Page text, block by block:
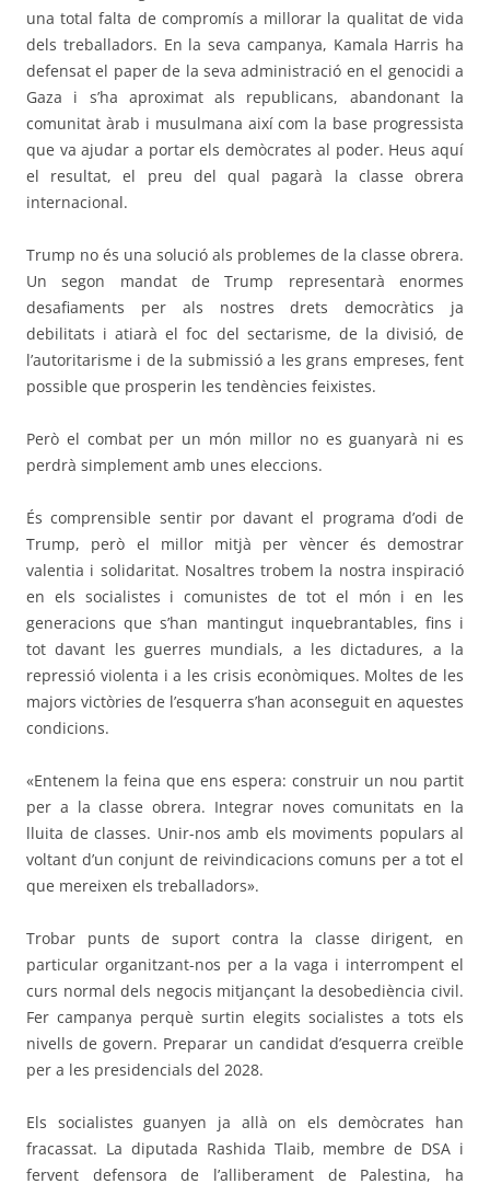
una total falta de compromís a millorar la qualitat de vida
dels treballadors. En la seva campanya, Kamala Harris ha
defensat el paper de la seva administració en el genocidi a
Gaza i s’ha aproximat als republicans, abandonant la
comunitat àrab i musulmana així com la base progressista
que va ajudar a portar els demòcrates al poder. Heus aquí
el resultat, el preu del qual pagarà la classe obrera
internacional.
Trump no és una solució als problemes de la classe obrera.
Un segon mandat de Trump representarà enormes
desafiaments per als nostres drets democràtics ja
debilitats i atiarà el foc del sectarisme, de la divisió, de
l’autoritarisme i de la submissió a les grans empreses, fent
possible que prosperin les tendències feixistes.
Però el combat per un món millor no es guanyarà ni es
perdrà simplement amb unes eleccions.
És comprensible sentir por davant el programa d’odi de
Trump, però el millor mitjà per vèncer és demostrar
valentia i solidaritat. Nosaltres trobem la nostra inspiració
en els socialistes i comunistes de tot el món i en les
generacions que s’han mantingut inquebrantables, fins i
tot davant les guerres mundials, a les dictadures, a la
repressió violenta i a les crisis econòmiques. Moltes de les
majors victòries de l’esquerra s’han aconseguit en aquestes
condicions.
«Entenem la feina que ens espera: construir un nou partit
per a la classe obrera. Integrar noves comunitats en la
lluita de classes. Unir-nos amb els moviments populars al
voltant d’un conjunt de reivindicacions comuns per a tot el
que mereixen els treballadors».
Trobar punts de suport contra la classe dirigent, en
particular organitzant-nos per a la vaga i interrompent el
curs normal dels negocis mitjançant la desobediència civil.
Fer campanya perquè surtin elegits socialistes a tots els
nivells de govern. Preparar un candidat d’esquerra creïble
per a les presidencials del 2028.
Els socialistes guanyen ja allà on els demòcrates han
fracassat. La diputada Rashida Tlaib, membre de DSA i
fervent defensora de l’alliberament de Palestina, ha